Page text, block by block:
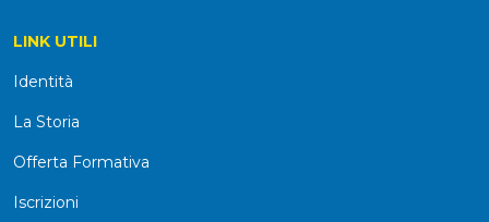
LINK UTILI
Identità
La Storia
Offerta Formativa
Iscrizioni